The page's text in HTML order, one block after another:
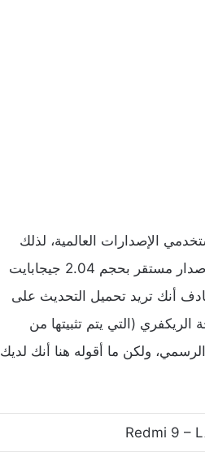
الإصدارات العالمية، لذلك
غالبًا ما سيتم إرساله إلى منطقتك قريبًا. التحديث الجديد جاء بإصدار مستقر بحجم 2.04 جيجابايت
أنك تريد تحميل التحديث على
الريكفري (التي يتم تثبيتها من
ولكن ما أقوله هنا أنك لديك
Redmi 9 –